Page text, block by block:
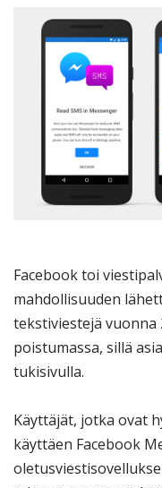
Facebook toi
mahdollisuuden
tekstiviestejä vuonna
poistumassa, sillä
tukisivulla.
Käyttäjät, jotka ovat
käyttäen Facebook